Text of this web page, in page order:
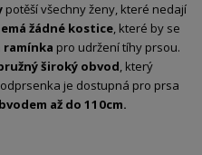
potěší všechny ženy, které nedají
žádné kostice, které by se
ramínka pro udržení tíhy prsou.
široký obvod, který
je dostupná pro prsa
až do 110cm.